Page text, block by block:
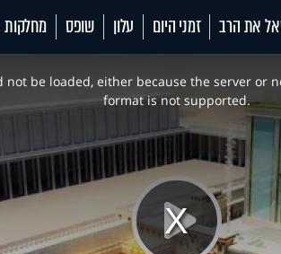
את הרב זמני היום עלון שופס מחלקות
not be loaded, either because the server or
format is not supported.